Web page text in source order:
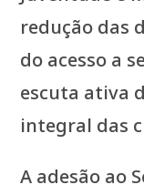
redução das
do acesso a
escuta ativa
integral das
A adesão ao